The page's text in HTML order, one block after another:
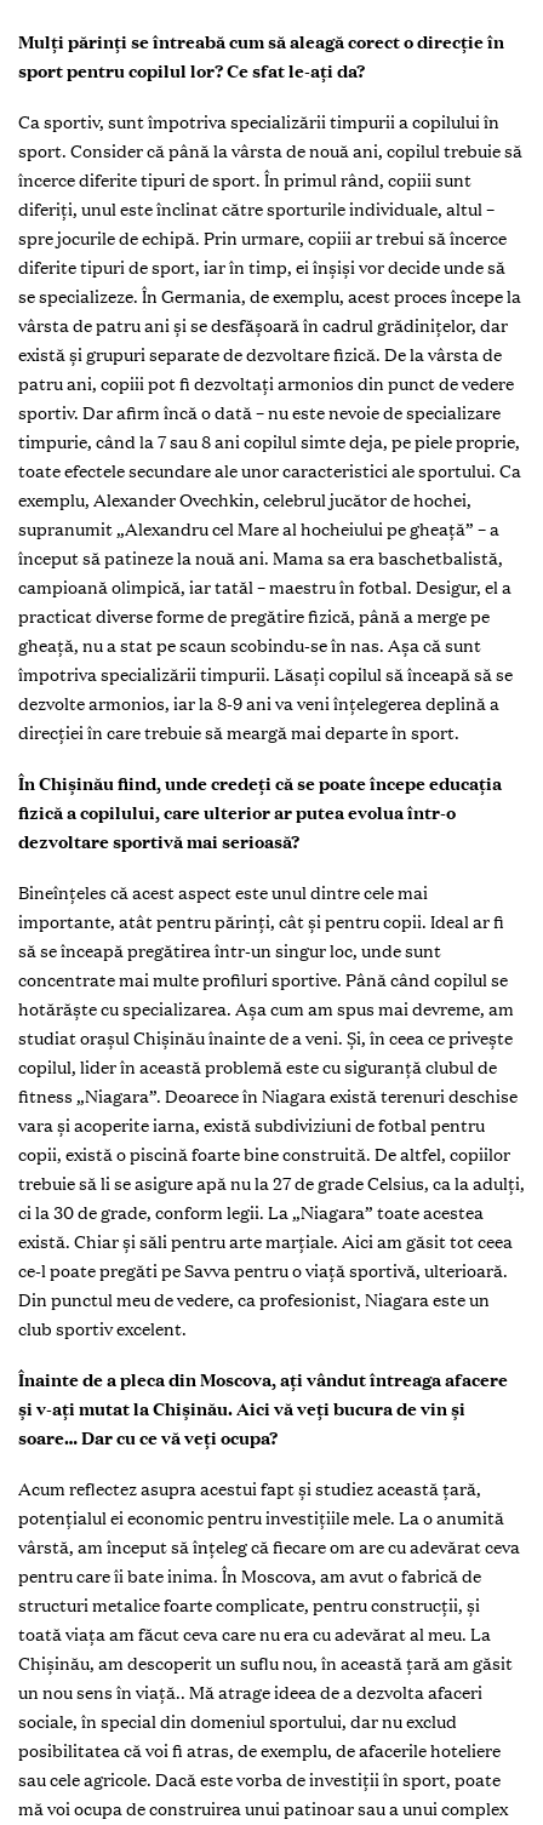
Mulți părinți se întreabă cum să aleagă corect o direcție în
sport pentru copilul lor? Ce sfat le-ați da?
Ca sportiv, sunt împotriva specializării timpurii a copilului în
sport. Consider că până la vârsta de nouă ani, copilul trebuie să
încerce diferite tipuri de sport. În primul rând, copiii sunt
diferiți, unul este înclinat către sporturile individuale, altul –
spre jocurile de echipă. Prin urmare, copiii ar trebui să încerce
diferite tipuri de sport, iar în timp, ei înșiși vor decide unde să
se specializeze. În Germania, de exemplu, acest proces începe la
vârsta de patru ani și se desfășoară în cadrul grădinițelor, dar
există și grupuri separate de dezvoltare fizică. De la vârsta de
patru ani, copiii pot fi dezvoltați armonios din punct de vedere
sportiv. Dar afirm încă o dată – nu este nevoie de specializare
timpurie, când la 7 sau 8 ani copilul simte deja, pe piele proprie,
toate efectele secundare ale unor caracteristici ale sportului. Ca
exemplu, Alexander Ovechkin, celebrul jucător de hochei,
supranumit „Alexandru cel Mare al hocheiului pe gheață” – a
început să patineze la nouă ani. Mama sa era baschetbalistă,
campioană olimpică, iar tatăl – maestru în fotbal. Desigur, el a
practicat diverse forme de pregătire fizică, până a merge pe
gheață, nu a stat pe scaun scobindu-se în nas. Așa că sunt
împotriva specializării timpurii. Lăsați copilul să înceapă să se
dezvolte armonios, iar la 8-9 ani va veni înțelegerea deplină a
direcției în care trebuie să meargă mai departe în sport.
În Chișinău fiind, unde credeți că se poate începe educația
fizică a copilului, care ulterior ar putea evolua într-o
dezvoltare sportivă mai serioasă?
Bineînțeles că acest aspect este unul dintre cele mai
importante, atât pentru părinți, cât și pentru copii. Ideal ar fi
să se înceapă pregătirea într-un singur loc, unde sunt
concentrate mai multe profiluri sportive. Până când copilul se
hotărăște cu specializarea. Așa cum am spus mai devreme, am
studiat orașul Chișinău înainte de a veni. Și, în ceea ce privește
copilul, lider în această problemă este cu siguranță clubul de
fitness „Niagara”. Deoarece în Niagara există terenuri deschise
vara și acoperite iarna, există subdiviziuni de fotbal pentru
copii, există o piscină foarte bine construită. De altfel, copiilor
trebuie să li se asigure apă nu la 27 de grade Celsius, ca la adulți,
ci la 30 de grade, conform legii. La „Niagara” toate acestea
există. Chiar și săli pentru arte marțiale. Aici am găsit tot ceea
ce-l poate pregăti pe Savva pentru o viață sportivă, ulterioară.
Din punctul meu de vedere, ca profesionist, Niagara este un
club sportiv excelent.
Înainte de a pleca din Moscova, ați vândut întreaga afacere
și v-ați mutat la Chișinău. Aici vă veți bucura de vin și
soare… Dar cu ce vă veți ocupa?
Acum reflectez asupra acestui fapt și studiez această țară,
potențialul ei economic pentru investițiile mele. La o anumită
vârstă, am început să înțeleg că fiecare om are cu adevărat ceva
pentru care îi bate inima. În Moscova, am avut o fabrică de
structuri metalice foarte complicate, pentru construcții, și
toată viața am făcut ceva care nu era cu adevărat al meu. La
Chișinău, am descoperit un suflu nou, în această țară am găsit
un nou sens în viață.. Mă atrage ideea de a dezvolta afaceri
sociale, în special din domeniul sportului, dar nu exclud
posibilitatea că voi fi atras, de exemplu, de afacerile hoteliere
sau cele agricole. Dacă este vorba de investiții în sport, poate
mă voi ocupa de construirea unui patinoar sau a unui complex